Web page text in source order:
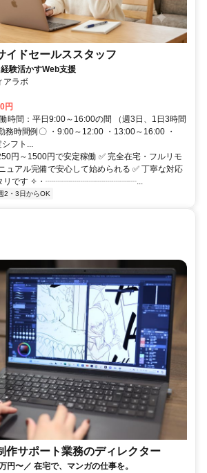
イドセールススタッフ
験活かすWeb支援
アラボ
円
時間：平日9:00～16:00の間 （週3日、1日3時間
務時間例〇 ・9:00～12:00 ・13:00～16:00 ・
フト...
円～1500円で安定稼働 ✅ 完全在宅・フルリモ
ュアル完備で安心して始められる ✅ 丁寧な対応
タリです ✧・┈┈┈┈┈┈┈┈┈┈┈...
2・3日からOK
作サポート業務のディレクター
円〜／ 在宅で、マンガの仕事を。